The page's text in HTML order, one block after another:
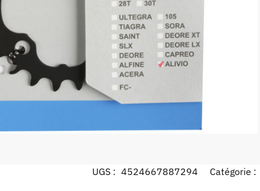
UGS : 4524667887294 Catégorie :